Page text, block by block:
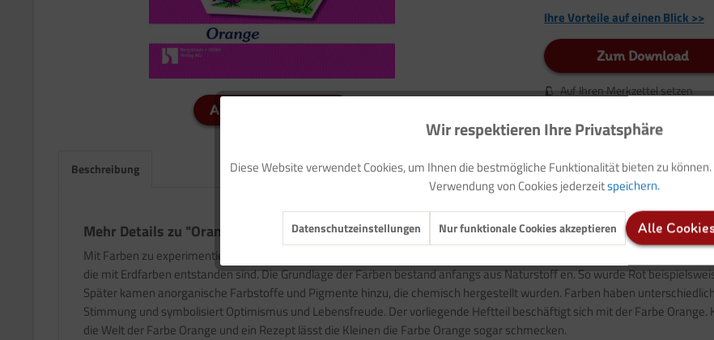
Ausgabe ansehen
Ihre Vorteile auf einen Blick >>
Zum Download
Auf Ihren Merkzettel setzen
Beschreibung
Mehr Details zu "Orange"
Mit Farben zu experimentieren, damit zu malen und kreativ tätig zu werden, begleitet uns seit jeher, betrachtet man sich
die mit Erdfarben entstanden sind. Die Grundlage der Farben bestand anfangs aus Naturstoff en. So wurde Rot
Später kamen anorganische Farbstoffe und Pigmente hinzu, die chemisch hergestellt wurden. Farben haben
Stimmung und symbolisiert Optimismus und Lebensfreude. Der vorliegende Heftteil beschäftigt sich mit der Farbe
die Welt der Farbe Orange und ein Rezept lässt die Kleinen die Farbe Orange sogar schmecken.
Service
Wir respektieren Ihre Privatsphäre
Diese Website verwendet Cookies, um Ihnen die bestmögliche Funktionalität bieten zu
Verwendung von Cookies jederzeitspeichern.
Datenschutzeinstellungen Nur funktionale Cookies akzeptieren Alle